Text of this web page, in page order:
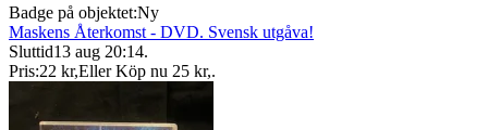
Badge på objektet:Ny
Maskens Återkomst - DVD. Svensk utgåva!
Sluttid13 aug 20:14.
Pris:22 kr,Eller Köp nu 25 kr,.